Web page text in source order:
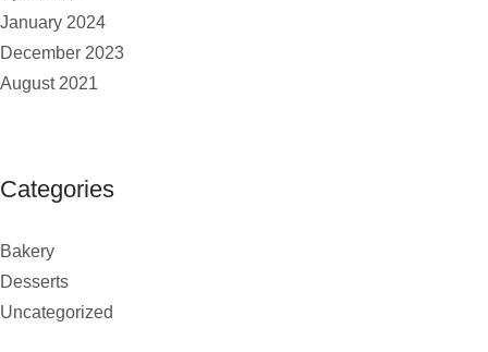
January 2024
December 2023
August 2021
Categories
Bakery
Desserts
Uncategorized